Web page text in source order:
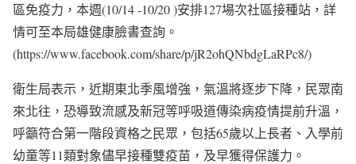
區免疫力，本週(10/14 -10/20 )安排127場次社區接種站，詳
情可至本局雄健康臉書查詢。
(https://www.facebook.com/share/p/jR2ohQNbdgLaRPc8/)
衛生局表示，近期東北季風增強，氣溫將逐步下降，民眾南
來北往，恐導致流感及新冠等呼吸道傳染病疫情提前升溫，
呼籲符合第一階段資格之民眾，包括65歲以上長者、入學前
幼童等11類對象儘早接種雙疫苗，及早獲得保護力。